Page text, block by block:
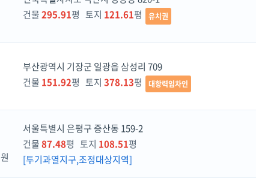
건물295.91평 토지 121.61평 유치권
부산광역시 기장군 일광읍 삼성리 709
건물 151.92평 토지 378.13평 대항력임차인
서울특별시 은평구 증산동 159-2
건물87.48평 토지 108.51평
[투기과열지구,조정대상지역]